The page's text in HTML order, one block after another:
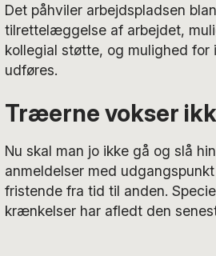
Det påhviler arbejdspladsen
tilrettelæggelse af arbejdet,
kollegial støtte, og mulighed
udføres.
Træerne vokser
Nu skal man jo ikke gå og slå
anmeldelser med
fristende fra tid til anden.
krænkelser har afledt den